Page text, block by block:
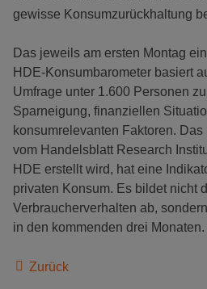
gewisse Konsumzurückhaltung
Das jeweils am ersten Montag
HDE-Konsumbarometer basiert
Umfrage unter 1.600 Personen
Sparneigung, finanziellen
konsumrelevanten Faktoren.
vom Handelsblatt Research
HDE erstellt wird, hat eine
privaten Konsum. Es bildet nicht
Verbraucherverhalten ab,
in den kommenden drei
Zurück